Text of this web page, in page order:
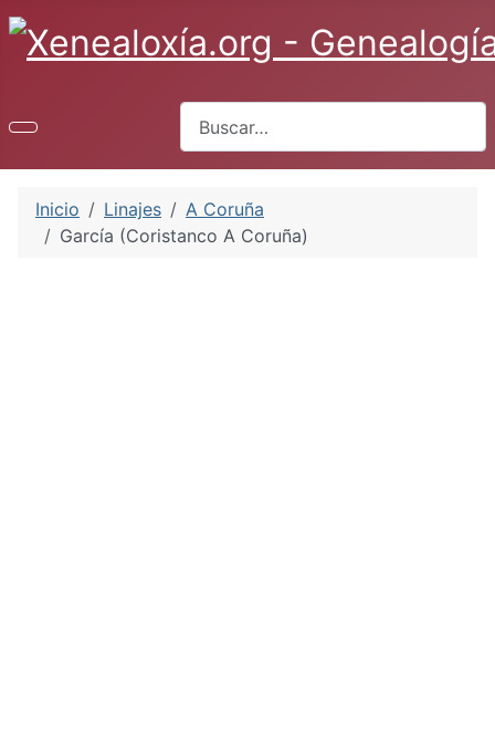
Inicio Linajes
A Coruña
García (Coristanco A Coruña)